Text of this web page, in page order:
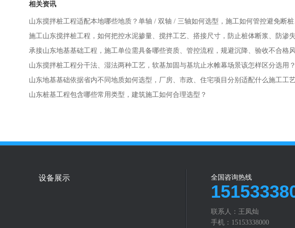
相关资讯
山东搅拌桩工程适配本地哪些地质？单轴 / 双轴 / 三轴如何选型，施工如何管控避免断
施工山东搅拌桩工程，如何把控水泥掺量、搅拌工艺、搭接尺寸，防止桩体断浆、防渗
承接山东地基基础工程，施工单位需具备哪些资质、管控流程，规避沉降、验收不合格
山东搅拌桩工程分干法、湿法两种工艺，软基加固与基坑止水帷幕场景该怎样区分选用？
山东地基基础依据省内不同地质如何选型，厂房、市政、住宅项目分别适配什么施工工
山东桩基工程包含哪些常用类型，建筑施工如何合理选型？
设备展示 全国咨询热线
联系人：王凤灿
手机：15153338000